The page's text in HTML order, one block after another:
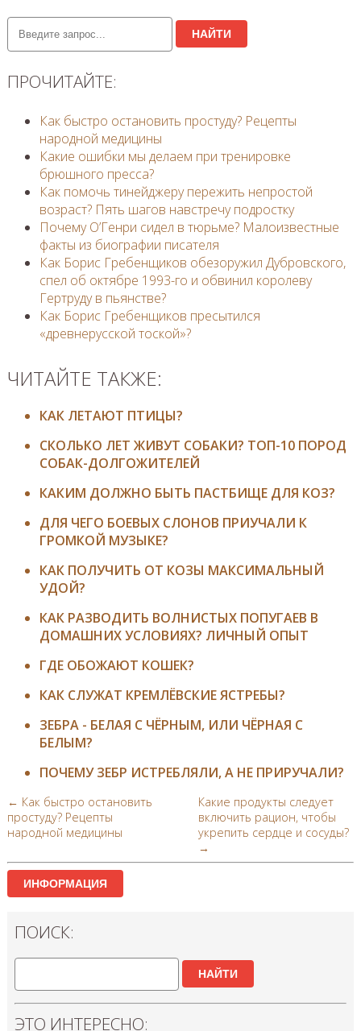
НАЙТИ
ПРОЧИТАЙТЕ:
Как быстро остановить простуду? Рецепты
народной медицины
Какие ошибки мы делаем при тренировке
брюшного пресса?
Как помочь тинейджеру пережить непростой
возраст? Пять шагов навстречу подростку
Почему О’Генри сидел в тюрьме? Малоизвестные
факты из биографии писателя
Как Борис Гребенщиков обезоружил Дубровского,
спел об октябре 1993-го и обвинил королеву
Гертруду в пьянстве?
Как Борис Гребенщиков пресытился
«древнерусской тоской»?
ЧИТАЙТЕ ТАКЖЕ:
КАК ЛЕТАЮТ ПТИЦЫ?
СКОЛЬКО ЛЕТ ЖИВУТ СОБАКИ? ТОП-10 ПОРОД
СОБАК-ДОЛГОЖИТЕЛЕЙ
КАКИМ ДОЛЖНО БЫТЬ ПАСТБИЩЕ ДЛЯ КОЗ?
ДЛЯ ЧЕГО БОЕВЫХ СЛОНОВ ПРИУЧАЛИ К
ГРОМКОЙ МУЗЫКЕ?
КАК ПОЛУЧИТЬ ОТ КОЗЫ МАКСИМАЛЬНЫЙ
УДОЙ?
КАК РАЗВОДИТЬ ВОЛНИСТЫХ ПОПУГАЕВ В
ДОМАШНИХ УСЛОВИЯХ? ЛИЧНЫЙ ОПЫТ
ГДЕ ОБОЖАЮТ КОШЕК?
КАК СЛУЖАТ КРЕМЛЁВСКИЕ ЯСТРЕБЫ?
ЗЕБРА - БЕЛАЯ С ЧЁРНЫМ, ИЛИ ЧЁРНАЯ С
БЕЛЫМ?
ПОЧЕМУ ЗЕБР ИСТРЕБЛЯЛИ, А НЕ ПРИРУЧАЛИ?
← Как быстро остановить
простуду? Рецепты
народной медицины
Какие продукты следует
включить рацион, чтобы
укрепить сердце и сосуды?
→
ИНФОРМАЦИЯ
ПОИСК:
НАЙТИ
ЭТО ИНТЕРЕСНО: